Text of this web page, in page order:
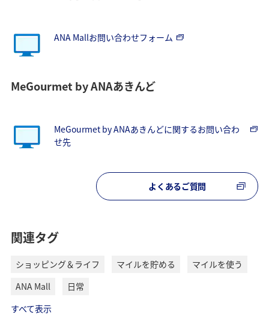
ANA Mallお問い合わせフォーム
MeGourmet by ANAあきんど
MeGourmet by ANAあきんどに関するお問い合わ
せ先
よくあるご質問
関連タグ
ショッピング＆ライフ マイルを貯める
マイルを使う
ANA Mall
日常
すべて表示